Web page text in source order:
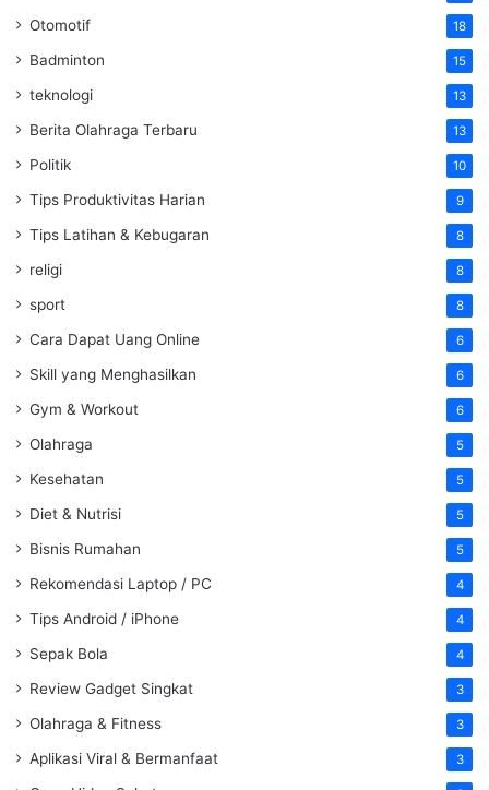
Otomotif 18
Badminton 15
teknologi 13
Berita Olahraga Terbaru 13
Politik 10
Tips Produktivitas Harian 9
Tips Latihan & Kebugaran 8
religi 8
sport 8
Cara Dapat Uang Online 6
Skill yang Menghasilkan 6
Gym & Workout 6
Olahraga 5
Kesehatan 5
Diet & Nutrisi 5
Bisnis Rumahan 5
Rekomendasi Laptop / PC 4
Tips Android / iPhone 4
Sepak Bola 4
Review Gadget Singkat 3
Olahraga & Fitness 3
Aplikasi Viral & Bermanfaat 3